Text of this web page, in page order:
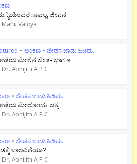
ಸಾವಲ್ಲ, ಜೀವನ
Manu Vaidya
• ಅಂಕಣ • ಜೇಡನ ಜಾಡು ಹಿಡಿದು..
ಮೇಲಿನ ಜೇಡ- ಭಾಗ ೨
Dr. Abhijith A P C
• ಜೇಡನ ಜಾಡು ಹಿಡಿದು..
ಮೇಲೊಂದು ಚಕ್ರ
Dr. Abhijith A P C
• ಜೇಡನ ಜಾಡು ಹಿಡಿದು..
ಬಾಲವಿದೆಯಾ?
Dr. Abhijith A P C